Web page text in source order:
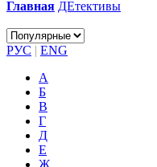
Главная ДЕтективы
РУС | ENG
А
Б
В
Г
Д
Е
Ж